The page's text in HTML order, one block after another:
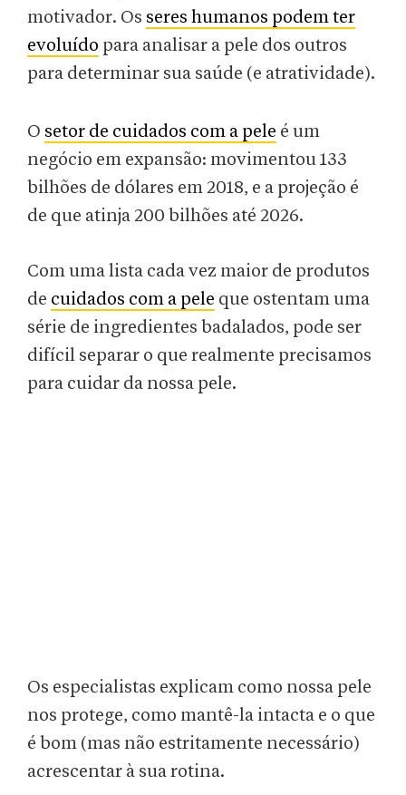
motivador. Os seres humanos podem ter
evoluído para analisar a pele dos outros
para determinar sua saúde (e atratividade).
O setor de cuidados com a pele é um
negócio em expansão: movimentou 133
bilhões de dólares em 2018, e a projeção é
de que atinja 200 bilhões até 2026.
Com uma lista cada vez maior de produtos
de cuidados com a pele que ostentam uma
série de ingredientes badalados, pode ser
difícil separar o que realmente precisamos
para cuidar da nossa pele.
Os especialistas explicam como nossa pele
nos protege, como mantê-la intacta e o que
é bom (mas não estritamente necessário)
acrescentar à sua rotina.